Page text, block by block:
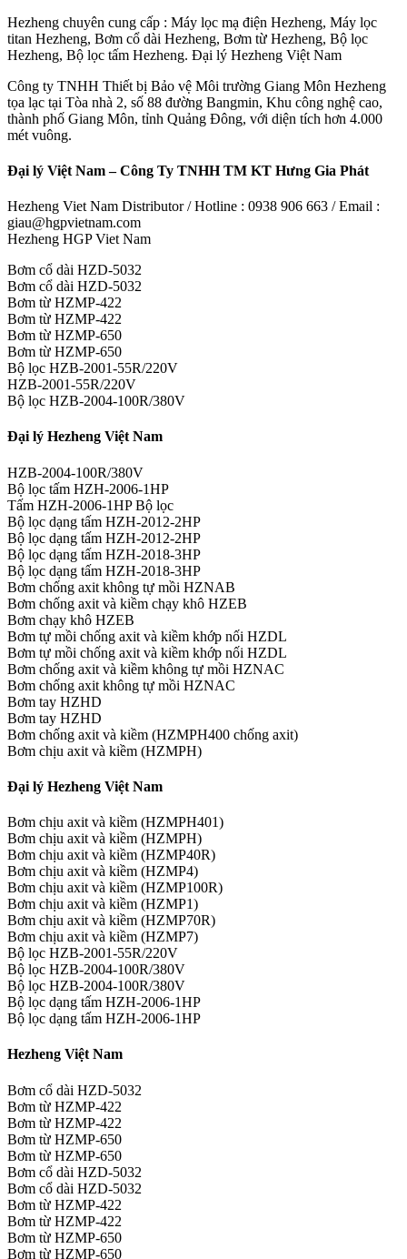
Hezheng chuyên cung cấp : Máy lọc mạ điện Hezheng, Máy lọc
titan Hezheng, Bơm cổ dài Hezheng, Bơm từ Hezheng, Bộ lọc
Hezheng, Bộ lọc tấm Hezheng. Đại lý Hezheng Việt Nam
Công ty TNHH Thiết bị Bảo vệ Môi trường Giang Môn Hezheng
tọa lạc tại Tòa nhà 2, số 88 đường Bangmin, Khu công nghệ cao,
thành phố Giang Môn, tỉnh Quảng Đông, với diện tích hơn 4.000
mét vuông.
Đại lý Việt Nam – Công Ty TNHH TM KT Hưng Gia Phát
Hezheng Viet Nam Distributor / Hotline : 0938 906 663 / Email :
giau@hgpvietnam.com
Hezheng HGP Viet Nam
Bơm cổ dài HZD-5032
Bơm cổ dài HZD-5032
Bơm từ HZMP-422
Bơm từ HZMP-422
Bơm từ HZMP-650
Bơm từ HZMP-650
Bộ lọc HZB-2001-55R/220V
HZB-2001-55R/220V
Bộ lọc HZB-2004-100R/380V
Đại lý Hezheng Việt Nam
HZB-2004-100R/380V
Bộ lọc tấm HZH-2006-1HP
Tấm HZH-2006-1HP Bộ lọc
Bộ lọc dạng tấm HZH-2012-2HP
Bộ lọc dạng tấm HZH-2012-2HP
Bộ lọc dạng tấm HZH-2018-3HP
Bộ lọc dạng tấm HZH-2018-3HP
Bơm chống axit không tự mồi HZNAB
Bơm chống axit và kiềm chạy khô HZEB
Bơm chạy khô HZEB
Bơm tự mồi chống axit và kiềm khớp nối HZDL
Bơm tự mồi chống axit và kiềm khớp nối HZDL
Bơm chống axit và kiềm không tự mồi HZNAC
Bơm chống axit không tự mồi HZNAC
Bơm tay HZHD
Bơm tay HZHD
Bơm chống axit và kiềm (HZMPH400 chống axit)
Bơm chịu axit và kiềm (HZMPH)
Đại lý Hezheng Việt Nam
Bơm chịu axit và kiềm (HZMPH401)
Bơm chịu axit và kiềm (HZMPH)
Bơm chịu axit và kiềm (HZMP40R)
Bơm chịu axit và kiềm (HZMP4)
Bơm chịu axit và kiềm (HZMP100R)
Bơm chịu axit và kiềm (HZMP1)
Bơm chịu axit và kiềm (HZMP70R)
Bơm chịu axit và kiềm (HZMP7)
Bộ lọc HZB-2001-55R/220V
Bộ lọc HZB-2004-100R/380V
Bộ lọc HZB-2004-100R/380V
Bộ lọc dạng tấm HZH-2006-1HP
Bộ lọc dạng tấm HZH-2006-1HP
Hezheng Việt Nam
Bơm cổ dài HZD-5032
Bơm từ HZMP-422
Bơm từ HZMP-422
Bơm từ HZMP-650
Bơm từ HZMP-650
Bơm cổ dài HZD-5032
Bơm cổ dài HZD-5032
Bơm từ HZMP-422
Bơm từ HZMP-422
Bơm từ HZMP-650
Bơm từ HZMP-650